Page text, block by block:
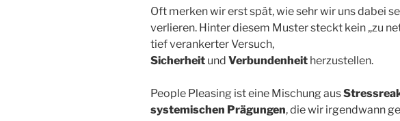
Oft merken wir erst spät, wie sehr wir uns dabei
verlieren. Hinter diesem Muster steckt kein „zu
tief verankerter Versuch,
Sicherheit und Verbundenheit herzustellen.
People Pleasing ist eine Mischung aus
systemischen Prägungen, die wir irgendwann